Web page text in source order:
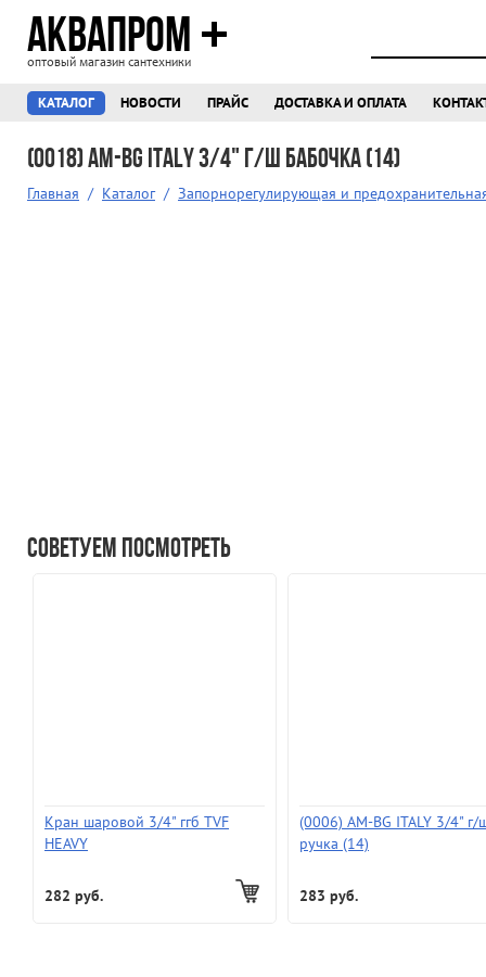
АКВАПРОМ
оптовый магазин сантехники
КАТАЛОГ НОВОСТИ ПРАЙС ДОСТАВКА И ОПЛАТА
(0018) AM-BG ITALY 3/4" г/ш бабочка (14)
Главная / Каталог / Запорнорегулирующая и
Советуем посмотреть
Кран шаровой 3/4" ггб TVF
HEAVY
282 руб.
(0006) AM-BG ITALY 3/4" г/
ручка (14)
283 руб.